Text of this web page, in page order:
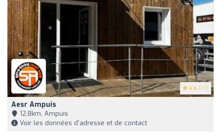
4.6 (117)
Aesr Ampuis
12,8km, Ampuis
Voir les données d'adresse et de contact